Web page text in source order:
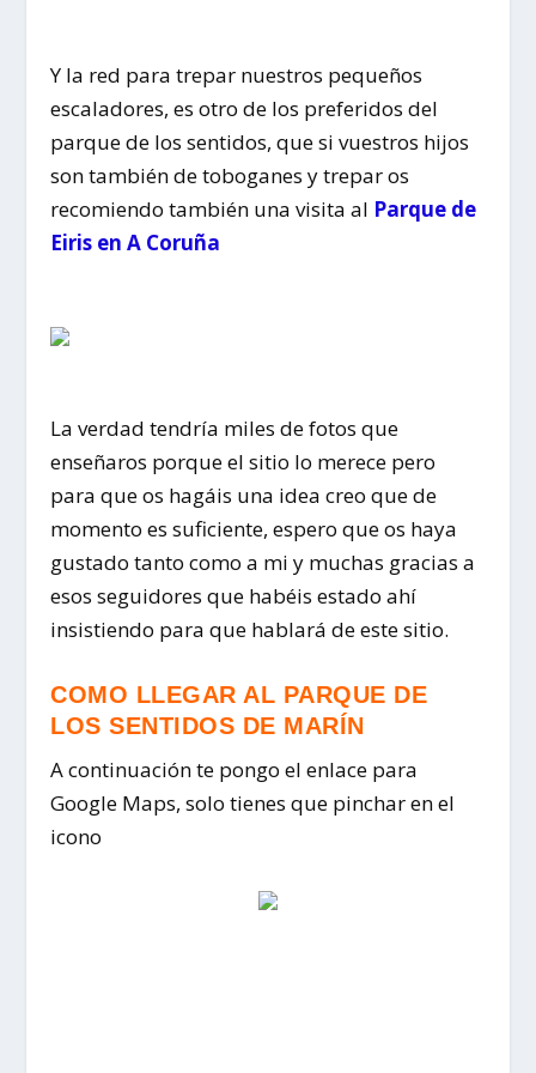
Y la red para trepar nuestros pequeños
escaladores, es otro de los preferidos del
parque de los sentidos, que si vuestros hijos
son también de toboganes y trepar os
recomiendo también una visita al Parque de
Eiris en A Coruña
La verdad tendría miles de fotos que
enseñaros porque el sitio lo merece pero
para que os hagáis una idea creo que de
momento es suficiente, espero que os haya
gustado tanto como a mi y muchas gracias a
esos seguidores que habéis estado ahí
insistiendo para que hablará de este sitio.
COMO LLEGAR AL PARQUE DE
LOS SENTIDOS DE MARÍN
A continuación te pongo el enlace para
Google Maps, solo tienes que pinchar en el
icono